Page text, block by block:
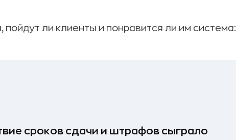
пойдут ли клиенты и понравится ли им система:
сроков сдачи и штрафов сыграло